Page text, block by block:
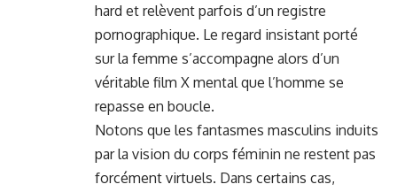
hard et relèvent parfois d’un registre
pornographique. Le regard insistant porté
sur la femme s’accompagne alors d’un
véritable film X mental que l’homme se
repasse en boucle.
Notons que les fantasmes masculins induits
par la vision du corps féminin ne restent pas
forcément virtuels. Dans certains cas,